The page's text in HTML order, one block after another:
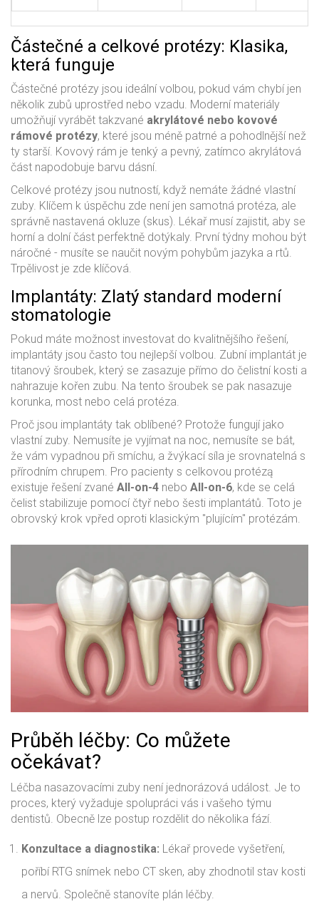
Částečné a celkové protézy: Klasika,
která funguje
Částečné protézy jsou ideální volbou, pokud vám chybí jen
několik zubů uprostřed nebo vzadu. Moderní materiály
umožňují vyrábět takzvané akrylátové nebo kovové
rámové protézy, které jsou méně patrné a pohodlnější než
ty starší. Kovový rám je tenký a pevný, zatímco akrylátová
část napodobuje barvu dásní.
Celkové protézy jsou nutností, když nemáte žádné vlastní
zuby. Klíčem k úspěchu zde není jen samotná protéza, ale
správně nastavená okluze (skus). Lékař musí zajistit, aby se
horní a dolní část perfektně dotýkaly. První týdny mohou být
náročné - musíte se naučit novým pohybům jazyka a rtů.
Trpělivost je zde klíčová.
Implantáty: Zlatý standard moderní
stomatologie
Pokud máte možnost investovat do kvalitnějšího řešení,
implantáty jsou často tou nejlepší volbou. Zubní implantát je
titanový šroubek, který se zasazuje přímo do čelistní kosti a
nahrazuje kořen zubu. Na tento šroubek se pak nasazuje
korunka, most nebo celá protéza.
Proč jsou implantáty tak oblíbené? Protože fungují jako
vlastní zuby. Nemusíte je vyjímat na noc, nemusíte se bát,
že vám vypadnou při smíchu, a žvýkací síla je srovnatelná s
přírodním chrupem. Pro pacienty s celkovou protézą
existuje řešení zvané All-on-4 nebo All-on-6, kde se celá
čelist stabilizuje pomocí čtyř nebo šesti implantátů. Toto je
obrovský krok vpřed oproti klasickým "plujícím" protézám.
Průběh léčby: Co můžete
očekávat?
Léčba nasazovacími zuby není jednorázová událost. Je to
proces, který vyžaduje spolupráci vás i vašeho týmu
dentistů. Obecně lze postup rozdělit do několika fází.
Konzultace a diagnostika: Lékař provede vyšetření,
poříbí RTG snímek nebo CT sken, aby zhodnotil stav kosti
a nervů. Společně stanovíte plán léčby.